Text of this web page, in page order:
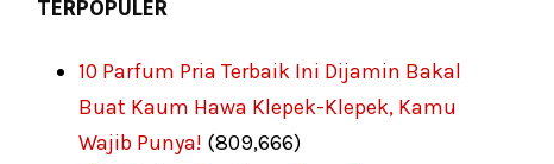
TERPOPULER
10 Parfum Pria Terbaik Ini Dijamin Bakal
Buat Kaum Hawa Klepek-Klepek, Kamu
Wajib Punya! (809,666)